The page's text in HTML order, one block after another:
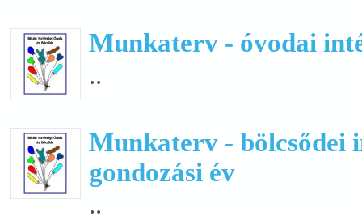
Munkaterv - óvodai
..
Munkaterv - bölcsődei
gondozási év
..